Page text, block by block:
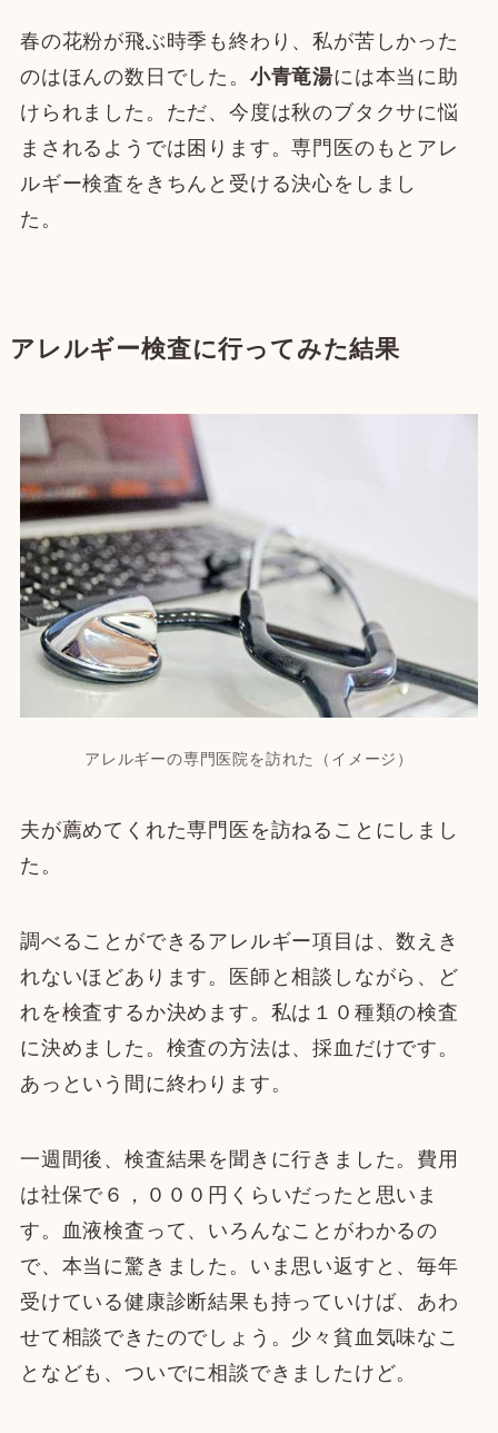
春の花粉が飛ぶ時季も終わり、私が苦しかった
のはほんの数日でした。 小青竜湯には本当に助
けられました。ただ、今度は秋のブタクサに悩
まされるようでは困ります。専門医のもとアレ
ルギー検査をきちんと受ける決心をしまし
た。
アレルギー検査に行ってみた結果
アレルギーの専門医院を訪れた（イメージ）
夫が薦めてくれた専門医を訪ねることにしまし
た。
調べることができるアレルギー項目は、数えき
れないほどあります。医師と相談しながら、ど
れを検査するか決めます。私は１０種類の検査
に決めました。検査の方法は、採血だけです。
あっという間に終わります。
一週間後、検査結果を聞きに行きました。費用
は社保で６，０００円くらいだったと思いま
す。血液検査って、いろんなことがわかるの
で、本当に驚きました。いま思い返すと、毎年
受けている健康診断結果も持っていけば、あわ
せて相談できたのでしょう。少々貧血気味なこ
となども、ついでに相談できましたけど。